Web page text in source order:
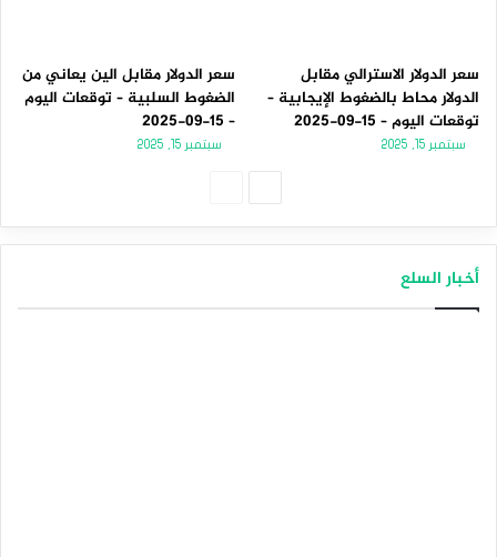
سعر الدولار الاسترالي مقابل
الدولار محاط بالضغوط الإيجابية –
توقعات اليوم – 15-09-2025
سبتمبر 15, 2025
سعر الدولار مقابل الين يعاني من
الضغوط السلبية – توقعات اليوم
– 15-09-2025
سبتمبر 15, 2025
أخبار السلع